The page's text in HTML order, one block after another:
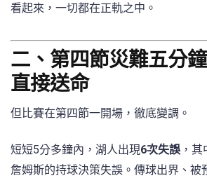
看起來，一切都在正軌之中。
二、第四節災難五分
直接送命
但比賽在第四節一開場，徹底變調。
短短5分多鐘內，湖人出現6次失誤 ，
詹姆斯的持球決策失誤。傳球出界、被